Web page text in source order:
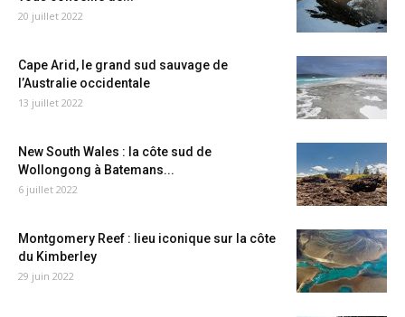
20 juillet 2022
Cape Arid, le grand sud sauvage de
l’Australie occidentale
13 juillet 2022
New South Wales : la côte sud de
Wollongong à Batemans...
6 juillet 2022
Montgomery Reef : lieu iconique sur la côte
du Kimberley
29 juin 2022